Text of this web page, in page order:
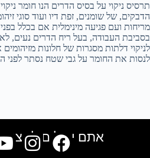
תרסיס ניקוי על בסיס הדרים הנו חומר
הדבקים, של שומנים, זפת דיו ועוד סוגי
מריחות ועם פגיעה מינימלית אם בכלל
בסביבת העבודה, בעל ריח הדרים נעים, לא
לניקוי דלתות מסגרות של חלונות
לנסות את החומר על גבי שטח נסתר לפני
אתם יכולים למצוא